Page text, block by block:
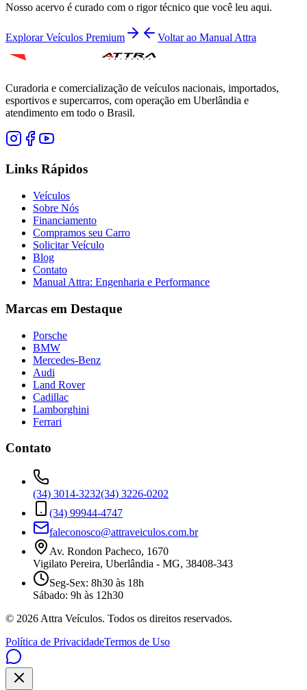
Nosso acervo é curado com o rigor técnico que você leu aqui.
Explorar Veículos Premium Voltar ao Manual Attra
Curadoria e comercialização de veículos nacionais, importados,
esportivos e supercarros, com operação em Uberlândia e
atendimento em todo o Brasil.
Links Rápidos
Veículos
Sobre Nós
Financiamento
Compramos seu Carro
Solicitar Veículo
Blog
Contato
Manual Attra: Engenharia e Performance
Marcas em Destaque
Porsche
BMW
Mercedes-Benz
Audi
Land Rover
Cadillac
Lamborghini
Ferrari
Contato
(34) 3014-3232(34) 3226-0202
(34) 99944-4747
faleconosco@attraveiculos.com.br
Av. Rondon Pacheco, 1670
Vigilato Pereira, Uberlândia - MG, 38408-343
Seg-Sex: 8h30 às 18h
Sábado: 9h às 12h30
© 2026 Attra Veículos. Todos os direitos reservados.
Política de PrivacidadeTermos de Uso